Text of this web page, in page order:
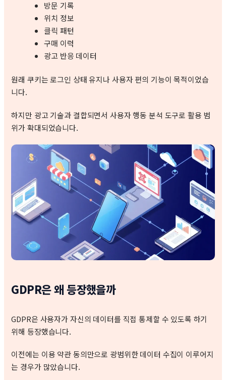
방문 기록
위치 정보
클릭 패턴
구매 이력
광고 반응 데이터
원래 쿠키는 로그인 상태 유지나 사용자 편의 기능이 목적이었습
니다.
하지만 광고 기술과 결합되면서 사용자 행동 분석 도구로 활용 범
위가 확대되었습니다.
GDPR은 왜 등장했을까
GDPR은 사용자가 자신의 데이터를 직접 통제할 수 있도록 하기
위해 등장했습니다.
이전에는 이용 약관 동의만으로 광범위한 데이터 수집이 이루어지
는 경우가 많았습니다.